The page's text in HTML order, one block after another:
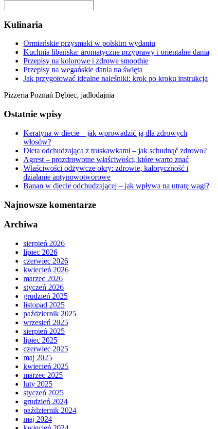
Kulinaria
Ormiańskie przysmaki w polskim wydaniu
Kuchnia libańska: aromatyczne przyprawy i orientalne dania
Przepisy na kolorowe i zdrowe smoothie
Przepisy na wegańskie dania na święta
Jak przygotować idealne naleśniki: krok po kroku instrukcja
Pizzeria Poznań Dębiec, jadłodajnia
Ostatnie wpisy
Keratyna w diecie – jak wprowadzić ją dla zdrowych
włosów?
Dieta odchudzająca z truskawkami – jak schudnąć zdrowo?
Agrest – prozdrowotne właściwości, które warto znać
Właściwości odżywcze okry: zdrowie, kaloryczność i
działanie antynowotworowe
Banan w diecie odchudzającej – jak wpływa na utratę wagi?
Najnowsze komentarze
Archiwa
sierpień 2026
lipiec 2026
czerwiec 2026
kwiecień 2026
marzec 2026
styczeń 2026
grudzień 2025
listopad 2025
październik 2025
wrzesień 2025
sierpień 2025
lipiec 2025
czerwiec 2025
maj 2025
kwiecień 2025
marzec 2025
luty 2025
styczeń 2025
grudzień 2024
październik 2024
maj 2024